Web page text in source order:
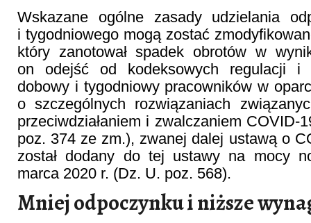
Wskazane ogólne zasady udzielania
i tygodniowego mogą zostać
który zanotował spadek obrotów w
on odejść od kodeksowych regulacji i
dobowy i tygodniowy pracowników w
o szczególnych rozwiązaniach
przeciwdziałaniem i zwalczaniem
poz. 374 ze zm.), zwanej dalej ustawą o
został dodany do tej ustawy na mocy
marca 2020 r. (Dz. U. poz. 568).
Mniej odpoczynku i niższe